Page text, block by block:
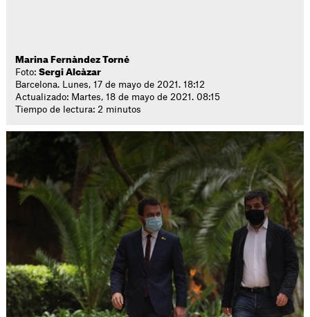
Marina Fernàndez Torné
Foto:Sergi Alcàzar
Barcelona. Lunes, 17 de mayo de 2021. 18:12
Actualizado: Martes, 18 de mayo de 2021. 08:15
Tiempo de lectura: 2 minutos